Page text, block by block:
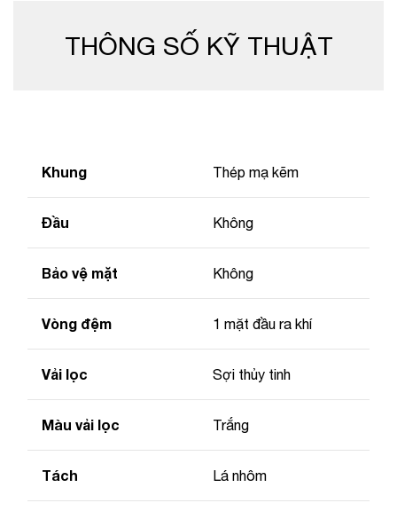
THÔNG SỐ KỸ THUẬT
Khung Thép mạ kẽm
Đầu Không
Bảo vệ mặt Không
Vòng đệm 1 mặt đầu ra khí
Vải lọc Sợi thủy tinh
Màu vải lọc Trắng
Tách Lá nhôm